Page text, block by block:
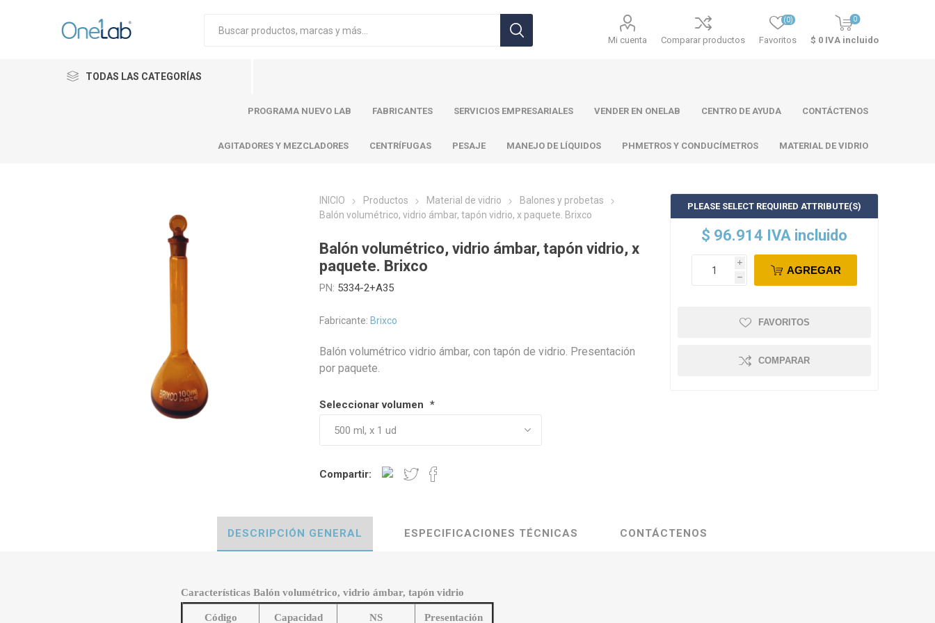
Mi cuenta Comparar productos Favoritos
(0) 0
$ 0 IVA incluido
TODAS LAS CATEGORÍAS
PROGRAMA NUEVO LAB FABRICANTES
Atago
Thermo
Scientific
SERVICIOS EMPRESARIALES VENDER EN ONELAB CENTRO DE AYUDA CONTÁCTENOS
AGITADORES Y MEZCLADORES CENTRÍFUGAS PESAJE MANEJO DE LÍQUIDOS PHMETROS Y CONDUCÍMETROS MATERIAL DE VIDRIO
INICIO Productos Material de vidrio
Balones y probetas
Balón volumétrico, vidrio ámbar, tapón vidrio, x paquete. Brixco
Balón volumétrico, vidrio ámbar, tapón vidrio, x
paquete. Brixco
PN: 5334-2+A35
Fabricante: Brixco
Balón volumétrico vidrio ámbar, con tapón de vidrio. Presentación
por paquete.
Seleccionar volumen *
Compartir:
PLEASE SELECT REQUIRED ATTRIBUTE(S)
$ 96.914 IVA incluido
i
h
AGREGAR
FAVORITOS
COMPARAR
DESCRIPCIÓN GENERAL ESPECIFICACIONES TÉCNICAS CONTÁCTENOS
Características Balón volumétrico, vidrio ámbar, tapón vidrio
Código Capacidad NS Presentación